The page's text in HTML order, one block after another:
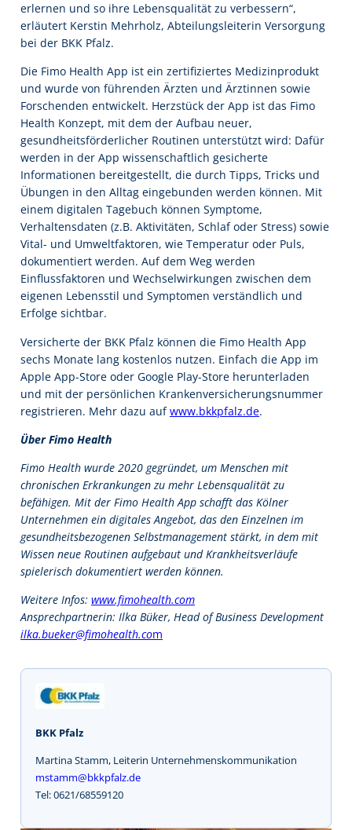
erlernen und so ihre Lebensqualität zu verbessern“,
erläutert Kerstin Mehrholz, Abteilungsleiterin Versorgung
bei der BKK Pfalz.
Die Fimo Health App ist ein zertifiziertes Medizinprodukt
und wurde von führenden Ärzten und Ärztinnen sowie
Forschenden entwickelt. Herzstück der App ist das Fimo
Health Konzept, mit dem der Aufbau neuer,
gesundheitsförderlicher Routinen unterstützt wird: Dafür
werden in der App wissenschaftlich gesicherte
Informationen bereitgestellt, die durch Tipps, Tricks und
Übungen in den Alltag eingebunden werden können. Mit
einem digitalen Tagebuch können Symptome,
Verhaltensdaten (z.B. Aktivitäten, Schlaf oder Stress) sowie
Vital- und Umweltfaktoren, wie Temperatur oder Puls,
dokumentiert werden. Auf dem Weg werden
Einflussfaktoren und Wechselwirkungen zwischen dem
eigenen Lebensstil und Symptomen verständlich und
Erfolge sichtbar.
Versicherte der BKK Pfalz können die Fimo Health App
sechs Monate lang kostenlos nutzen. Einfach die App im
Apple App-Store oder Google Play-Store herunterladen
und mit der persönlichen Krankenversicherungsnummer
registrieren. Mehr dazu aufwww.bkkpfalz.de.
Über Fimo Health
Fimo Health wurde 2020 gegründet, um Menschen mit
chronischen Erkrankungen zu mehr Lebensqualität zu
befähigen. Mit der Fimo Health App schafft das Kölner
Unternehmen ein digitales Angebot, das den Einzelnen im
gesundheitsbezogenen Selbstmanagement stärkt, in dem mit
Wissen neue Routinen aufgebaut und Krankheitsverläufe
spielerisch dokumentiert werden können.
Weitere Infos: www.fimohealth.com
Ansprechpartnerin: Ilka Büker, Head of Business Development
ilka.bueker@fimohealth.com
BKK Pfalz
Martina Stamm, Leiterin Unternehmenskommunikation
mstamm@bkkpfalz.de
Tel: 0621/68559120